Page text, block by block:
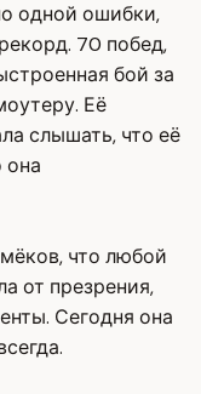
одной ошибки,
70 побед,
бой за
Её
слышать, что её
она
что любой
от презрения,
Сегодня она